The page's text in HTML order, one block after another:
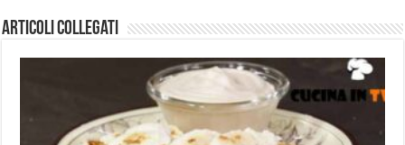
Articoli collegati